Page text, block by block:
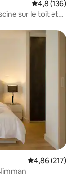
Note
4,8 (136)
sur le toit et
Note
4,86 (217)